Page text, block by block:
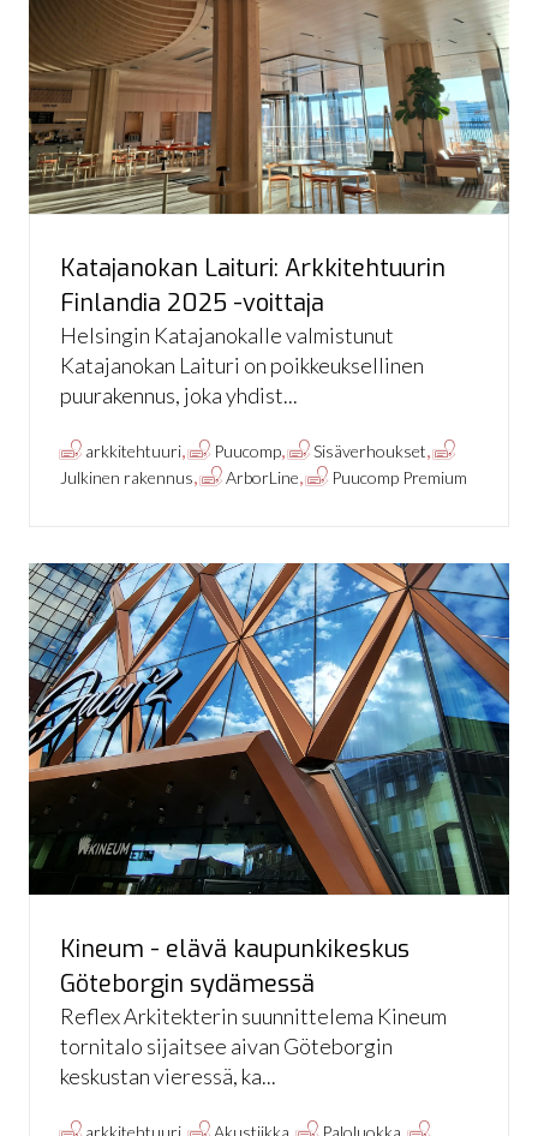
Katajanokan Laituri: Arkkitehtuurin
Finlandia 2025 -voittaja
Helsingin Katajanokalle valmistunut
Katajanokan Laituri on poikkeuksellinen
puurakennus, joka yhdist...
arkkitehtuuri, Puucomp, Sisäverhoukset,
Julkinen rakennus, ArborLine, Puucomp Premium
Kineum - elävä kaupunkikeskus
Göteborgin sydämessä
Reflex Arkitekterin suunnittelema Kineum
tornitalo sijaitsee aivan Göteborgin
keskustan vieressä, ka...
, , ,